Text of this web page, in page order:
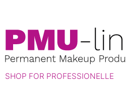
SHOP FOR PROFESSIONELLE